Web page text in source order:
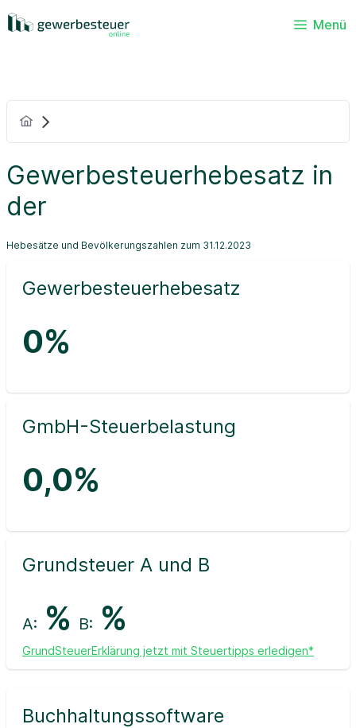
Menü
Gewerbesteuerhebesatz in
der
Hebesätze und Bevölkerungszahlen zum 31.12.2023
Gewerbesteuerhebesatz
0%
GmbH-Steuerbelastung
0,0%
Grundsteuer A und B
A: % B: %
GrundSteuerErklärung jetzt mit Steuertipps erledigen*
Buchhaltungssoftware